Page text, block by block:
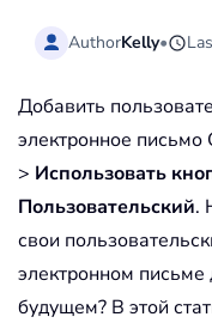
AuthorKelly•
Добавить
электронное
> Использовать
Пользовательский.
свои
электронном письме
будущем? В этой